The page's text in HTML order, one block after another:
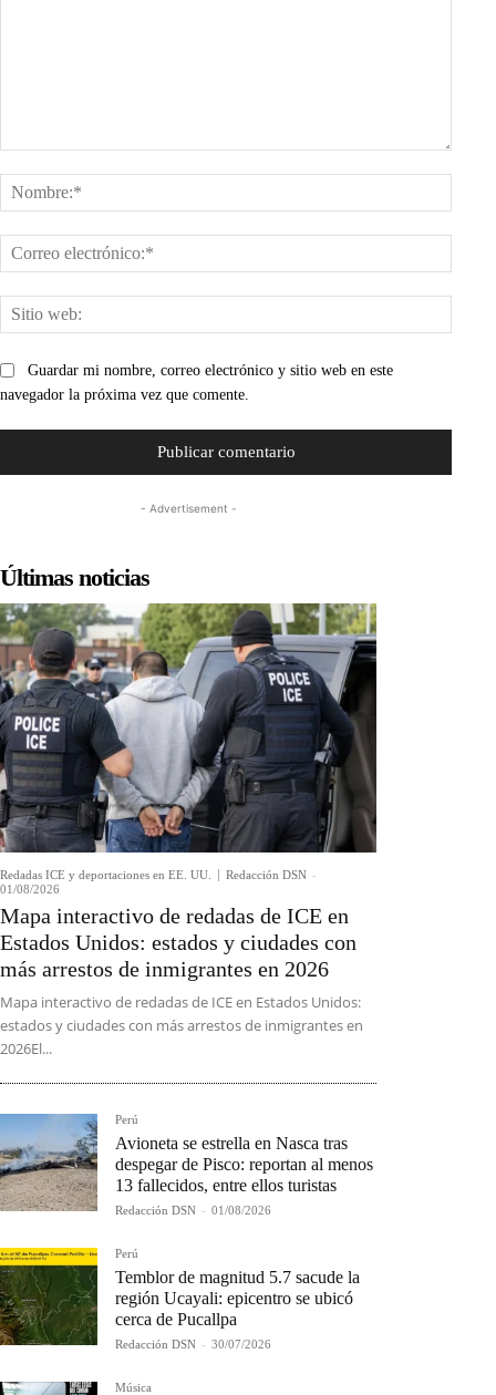
web:
Guardar mi nombre, correo electrónico y sitio web en este
navegador la próxima vez que comente.
- Advertisement -
Últimas noticias
Redadas ICE y deportaciones en EE. UU. Redacción DSN -
01/08/2026
Mapa interactivo de redadas de ICE en
Estados Unidos: estados y ciudades con
más arrestos de inmigrantes en 2026
Mapa interactivo de redadas de ICE en Estados Unidos:
estados y ciudades con más arrestos de inmigrantes en
2026El...
Perú
Avioneta se estrella en Nasca tras
despegar de Pisco: reportan al menos
13 fallecidos, entre ellos turistas
Redacción DSN - 01/08/2026
Perú
Temblor de magnitud 5.7 sacude la
región Ucayali: epicentro se ubicó
cerca de Pucallpa
Redacción DSN - 30/07/2026
Música